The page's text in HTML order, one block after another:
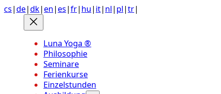
Anchor
Zum
Inhalt
springen
cs|de|dk| en| es|fr| hu| it| nl| pl|tr|
Luna Yoga ®
Philosophie
Seminare
Ferienkurse
Einzelstunden